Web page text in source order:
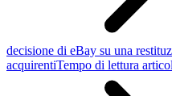
decisione di eBay su una
acquirentiTempo di lettura